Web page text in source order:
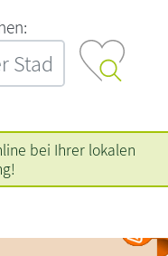
bei Ihrer lokalen